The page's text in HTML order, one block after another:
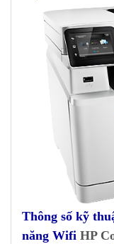
Thông số kỹ
năng Wifi HP